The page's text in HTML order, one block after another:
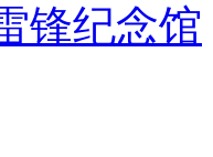
锋纪念馆